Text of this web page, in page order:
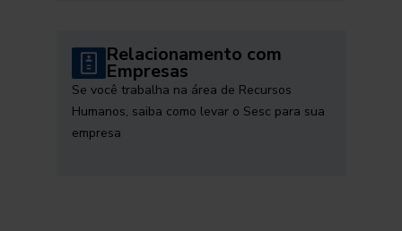
Relacionamento com
Empresas
Se você trabalha na área de Recursos
Humanos, saiba como levar o Sesc para sua
empresa